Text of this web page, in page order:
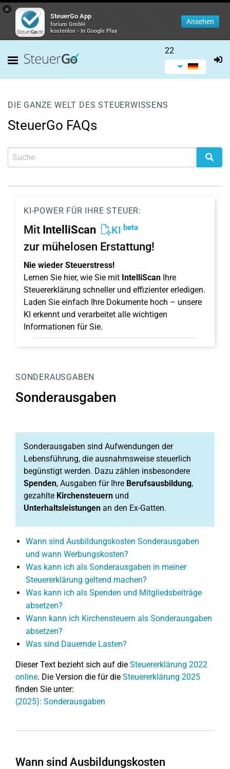
×
SteuerGo App
forium GmbH
kostenlos - In Google Play
Ansehen
22
DIE GANZE WELT DES STEUERWISSENS
SteuerGo FAQs
KI-POWER FÜR IHRE STEUER:
Mit IntelliScan KI beta
zur mühelosen Erstattung!
Nie wieder Steuerstress!
Lernen Sie hier, wie Sie mit IntelliScan Ihre
Steuererklärung schneller und effizienter erledigen.
Laden Sie einfach Ihre Dokumente hoch – unsere
KI erkennt und verarbeitet alle wichtigen
Informationen für Sie.
SONDERAUSGABEN
Sonderausgaben
Sonderausgaben sind Aufwendungen der
Lebensführung, die ausnahmsweise steuerlich
begünstigt werden. Dazu zählen insbesondere
Spenden, Ausgaben für Ihre Berufsausbildung,
gezahlte Kirchensteuern und
Unterhaltsleistungen an den Ex-Gatten.
Wann sind Ausbildungskosten Sonderausgaben
und wann Werbungskosten?
Was kann ich als Sonderausgaben in meiner
Steuererklärung geltend machen?
Was kann ich als Spenden und Mitgliedsbeiträge
absetzen?
Wann kann ich Kirchensteuern als Sonderausgaben
absetzen?
Was sind Dauernde Lasten?
Dieser Text bezieht sich auf die Steuererklärung 2022
online. Die Version die für die Steuererklärung 2025
finden Sie unter:
(2025): Sonderausgaben
Wann sind Ausbildungskosten